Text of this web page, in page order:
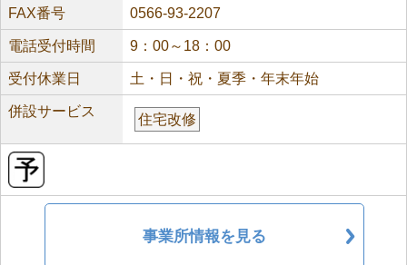
FAX番号 0566-93-2207
電話受付時間 9：00～18：00
受付休業日 土・日・祝・夏季・年末年始
併設サービス
住宅改修
事業所情報を見る